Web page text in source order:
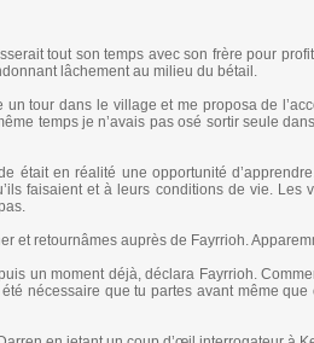
tout son temps avec son frère pour
lâchement au milieu du bétail.
tour dans le village et me proposa de
temps je n’avais pas osé sortir seule
était en réalité une opportunité
faisaient et à leurs conditions de vie. Les
et retournâmes auprès de Fayrrioh.
un moment déjà, déclara Fayrrioh.
nécessaire que tu partes avant même